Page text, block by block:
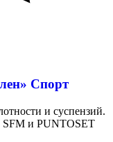
Спорт
и суспензий.
и PUNTOSET